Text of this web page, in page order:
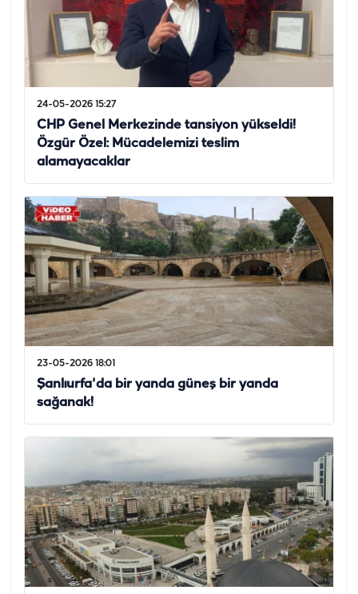
24-05-2026 15:27
CHP Genel Merkezinde tansiyon yükseldi!
Özgür Özel: Mücadelemizi teslim
alamayacaklar
23-05-2026 18:01
Şanlıurfa'da bir yanda güneş bir yanda
sağanak!